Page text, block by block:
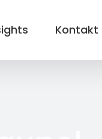
Kontakt